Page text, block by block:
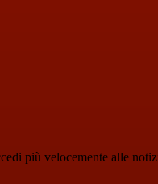
più velocemente alle